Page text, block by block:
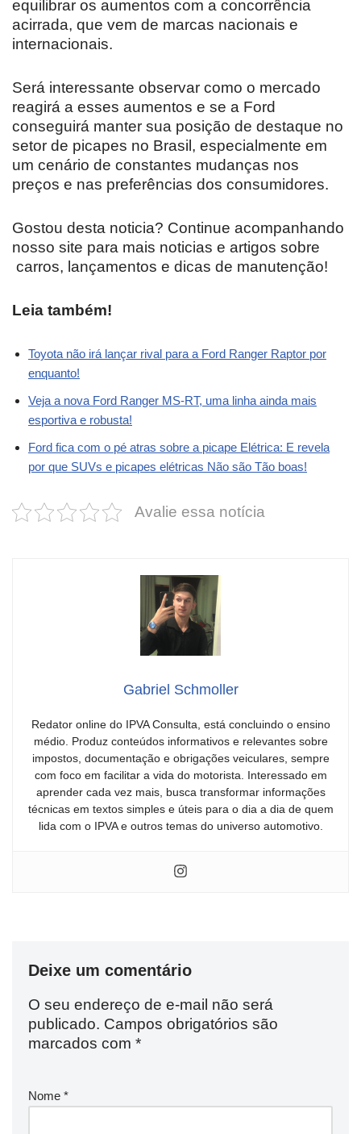
equilibrar os aumentos com a concorrência
acirrada, que vem de marcas nacionais e
internacionais.
Será interessante observar como o mercado
reagirá a esses aumentos e se a Ford
conseguirá manter sua posição de destaque no
setor de picapes no Brasil, especialmente em
um cenário de constantes mudanças nos
preços e nas preferências dos consumidores.
Gostou desta noticia? Continue acompanhando
nosso site para mais noticias e artigos sobre
carros, lançamentos e dicas de manutenção!
Leia também!
Toyota não irá lançar rival para a Ford Ranger Raptor por
enquanto!
Veja a nova Ford Ranger MS-RT, uma linha ainda mais
esportiva e robusta!
Ford fica com o pé atras sobre a picape Elétrica: E revela
por que SUVs e picapes elétricas Não são Tão boas!
Avalie essa notícia
Gabriel Schmoller
Redator online do IPVA Consulta, está concluindo o ensino
médio. Produz conteúdos informativos e relevantes sobre
impostos, documentação e obrigações veiculares, sempre
com foco em facilitar a vida do motorista. Interessado em
aprender cada vez mais, busca transformar informações
técnicas em textos simples e úteis para o dia a dia de quem
lida com o IPVA e outros temas do universo automotivo.
Deixe um comentário
O seu endereço de e-mail não será
publicado. Campos obrigatórios são
marcados com *
Nome *